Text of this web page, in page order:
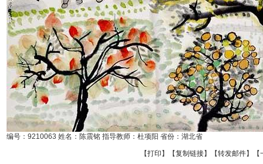
编号：9210063 姓名：陈震铭 指导教师：杜项阳 省份：湖北省
【打印 】【复制链接】【转发邮件】